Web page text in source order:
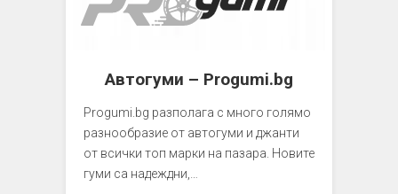
Автогуми – Progumi.bg
Progumi.bg разполага с много голямо
разнообразие от автогуми и джанти
от всички топ марки на пазара. Новите
гуми са надеждни,…